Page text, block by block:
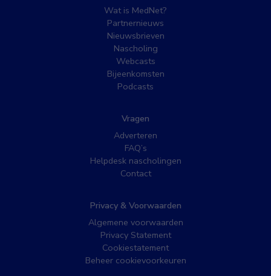
Wat is MedNet?
Partnernieuws
Nieuwsbrieven
Nascholing
Webcasts
Bijeenkomsten
Podcasts
Vragen
Adverteren
FAQ’s
Helpdesk nascholingen
Contact
Privacy & Voorwaarden
Algemene voorwaarden
Privacy Statement
Cookiestatement
Beheer cookievoorkeuren